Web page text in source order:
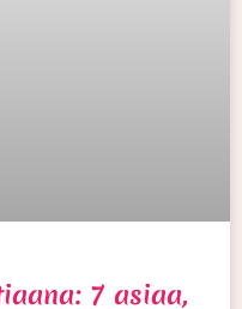
7 asiaa,